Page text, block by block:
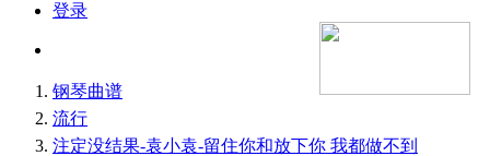
登录
钢琴曲谱
流行
注定没结果-袁小袁-留住你和放下你 我都做不到